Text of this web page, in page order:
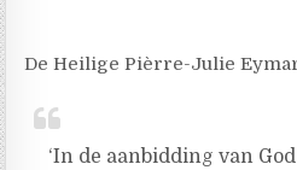
De Heilige Pièrre-Julie
‘In de aanbidding van